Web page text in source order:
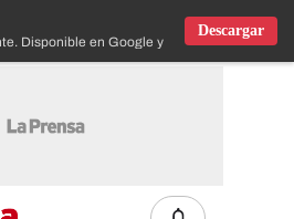
Disponible en Google y IOS
Descargar